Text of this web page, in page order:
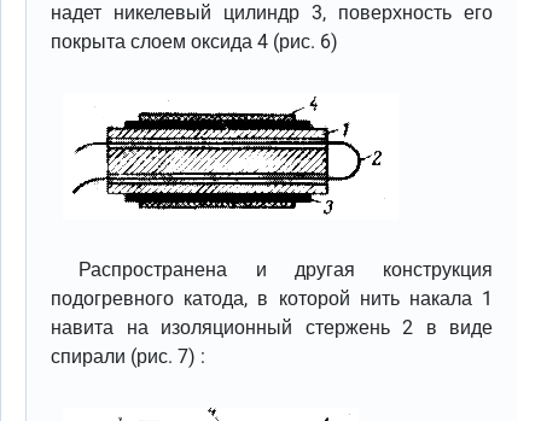
надет никелевый цилиндр 3, поверхность его
покрыта слоем оксида 4 (рис. 6)
Распространена и другая конструкция
подогревного катода, в которой нить накала 1
навита на изоляционный стержень 2 в виде
спирали (рис. 7) :